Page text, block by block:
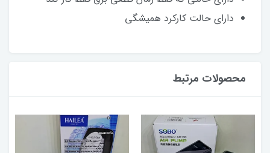
دارای حالت کارکرد همیشگی
محصولات مرتبط